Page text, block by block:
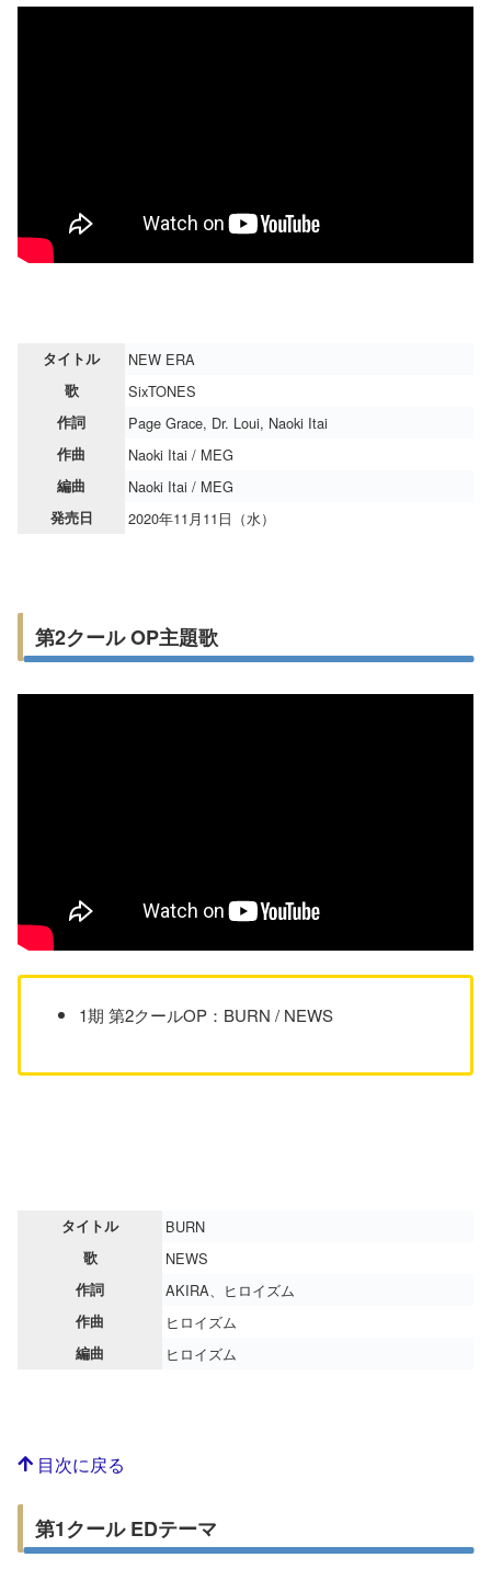
タイトル NEW ERA
歌 SixTONES
作詞 Page Grace, Dr. Loui, Naoki Itai
作曲 Naoki Itai / MEG
編曲 Naoki Itai / MEG
発売日 2020年11月11日（水）
第2クール OP主題歌
1期 第2クールOP：BURN / NEWS
タイトル BURN
歌 NEWS
作詞 AKIRA、ヒロイズム
作曲 ヒロイズム
編曲 ヒロイズム
目次に戻る
第1クール EDテーマ